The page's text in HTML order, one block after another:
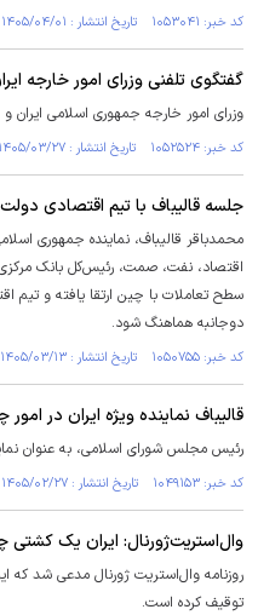
کد خبر: ۱۰۵۳۰۴۱ تاریخ انتشار : ۱۴۰۵/۰۴/۰۱
گفتگوی تلفنی وزرای امور خارجه
وزرای امور خارجه جمهوری اسلامی ایران
کد خبر: ۱۰۵۲۵۲۴ تاریخ انتشار : ۱۴۰۵/۰۳/۲۷
جلسه قالیباف با تیم اقتصادی دولت
محمدباقر قالیباف، نماینده جمهوری
اقتصاد، نفت، صمت، رئیس‌کل بانک مرکزی
سطح تعاملات با چین ارتقا یافته و تیم
دوجانبه هماهنگ شود.
کد خبر: ۱۰۵۰۷۵۵ تاریخ انتشار : ۱۴۰۵/۰۳/۱۳
قالیباف نماینده ویژه ایران در
رئیس مجلس شورای اسلامی، به عنوان
کد خبر: ۱۰۴۹۱۵۳ تاریخ انتشار : ۱۴۰۵/۰۲/۲۷
وال‌استریت‌ژورنال: ایران یک کشتی
روزنامه وال‌استریت ژورنال مدعی شد که
توقیف کرده است.